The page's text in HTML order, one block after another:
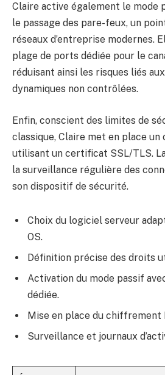
Claire active également le
le passage des pare-feux, un
réseaux d’entreprise modernes.
plage de ports dédiée pour le
réduisant ainsi les risques liés
dynamiques non contrôlées.
Enfin, conscient des limites de
classique, Claire met en place
utilisant un certificat SSL/TLS.
la surveillance régulière des
son dispositif de sécurité.
Choix du logiciel serveur
OS.
Définition précise des droits
Activation du mode passif
dédiée.
Mise en place du chiffrement
Surveillance et journaux